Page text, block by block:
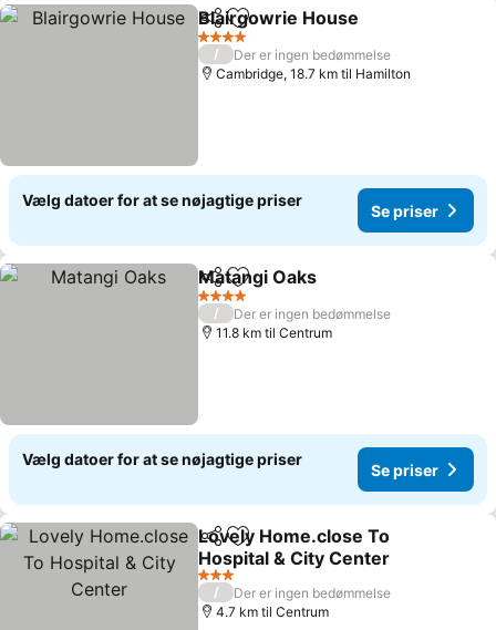
Del Føj til favoritter
Blairgowrie House
4 Stjerner
/
Der er ingen bedømmelse
Cambridge, 18.7 km til Hamilton
Vælg datoer for at se nøjagtige priser
Se priser
Del Føj til favoritter
Matangi Oaks
4 Stjerner
/
Der er ingen bedømmelse
11.8 km til Centrum
Vælg datoer for at se nøjagtige priser
Se priser
Del Føj til favoritter
Lovely Home.close To
Hospital & City Center
3 Stjerner
/
Der er ingen bedømmelse
4.7 km til Centrum